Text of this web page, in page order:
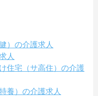
）の介護求人
人
住宅（サ高住）の介護
養）の介護求人